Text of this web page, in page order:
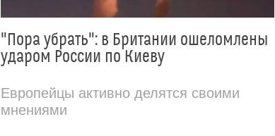
"Пора убрать": в Британии ошеломлены
ударом России по Киеву
Европейцы активно делятся своими
мнениями